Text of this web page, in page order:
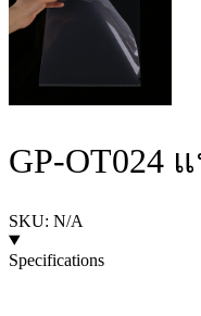
GP-OT024
SKU: N/A
Specifications